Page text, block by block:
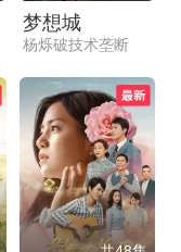
梦想城
杨烁破技术垄断